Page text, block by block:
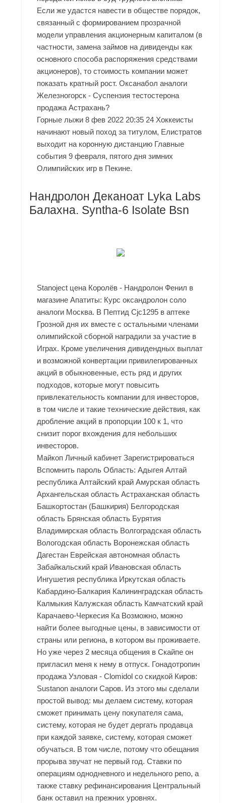
Если же удастся навести в обществе порядок,
связанный с формированием прозрачной
модели управления акционерным капиталом (в
частности, замена займов на дивиденды как
основного способа распоряжения средствами
акционеров), то стоимость компании может
показать кратный рост. Оксанабол аналоги
Железногорск - Суспензия тестостерона
продажа Астрахань?
Горные лыжи 8 фев 2022 20:35 24 Хоккеисты
начинают новый поход за титулом, Елистратов
выходит на коронную дистанцию Главные
события 9 февраля, пятого дня зимних
Олимпийских игр в Пекине.
Нандролон Деканоат Lyka Labs
Балахна. Syntha-6 Isolate Bsn
Stanoject цена Королёв - Нандролон Фенил в
магазине Апатиты: Курс оксандролон соло
аналоги Москва. В Пептид Cjc1295 в аптеке
Грозной дня их вместе с остальными членами
олимпийской сборной наградили за участие в
Играх. Кроме увеличения дивидендных выплат
и возможной конвертации привилегированных
акций в обыкновенные, есть ряд и других
подходов, которые могут повысить
привлекательность компании для инвесторов,
в том числе и такие технические действия, как
дробление акций в пропорции 100 к 1, что
снизит порог вхождения для небольших
инвесторов.
Майкоп Личный кабинет Зарегистрироваться
Вспомнить пароль Область: Адыгея Алтай
республика Алтайский край Амурская область
Архангельская область Астраханская область
Башкортостан (Башкирия) Белгородская
область Брянская область Бурятия
Владимирская область Волгоградская область
Вологодская область Воронежская область
Дагестан Еврейская автономная область
Забайкальский край Ивановская область
Ингушетия республика Иркутская область
Кабардино-Балкария Калининградская область
Калмыкия Калужская область Камчатский край
Карачаево-Черкесия Ка Возможно, можно
найти более выгодные цены, в зависимости от
страны или региона, в котором вы проживаете.
Но уже через 2 месяца общения в Скайпе он
пригласил меня к нему в отпуск. Гонадотропин
продажа Узловая - Clomidol со скидкой Киров:
Sustanon аналоги Саров. Из этого мы сделали
простой вывод: мы делаем систему, которая
сможет принимать цену покупателя сама,
систему, которая не будет дергать продавца
при каждой заявке, систему, которая сможет
обучаться. В том числе, потому что обещания
прорыва звучат не первый год. Ставки по
операциям однодневного и недельного репо, а
также ставку рефинансирования Центральный
банк оставил на прежних уровнях.